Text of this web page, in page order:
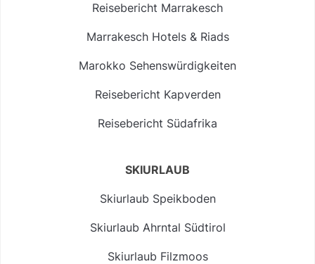
Reisebericht Marrakesch
Marrakesch Hotels & Riads
Marokko Sehenswürdigkeiten
Reisebericht Kapverden
Reisebericht Südafrika
SKIURLAUB
Skiurlaub Speikboden
Skiurlaub Ahrntal Südtirol
Skiurlaub Filzmoos